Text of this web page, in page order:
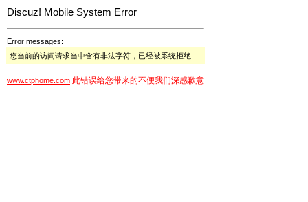
Discuz! Mobile System Error
Error messages:
您当前的访问请求当中含有非法字符，已经被系统拒绝
www.ctphome.com 此错误给您带来的不便我们深感歉意